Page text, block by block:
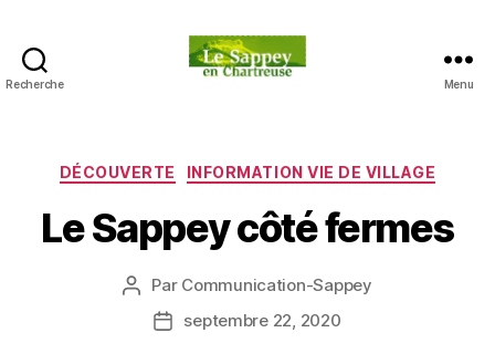
Recherche
en
Chartreuse
Menu
Catégories
DÉCOUVERTE INFORMATION VIE DE VILLAGE
Le Sappey côté fermes
Auteur
l’article
Par Communication-Sappey
Dateseptembre 22, 2020